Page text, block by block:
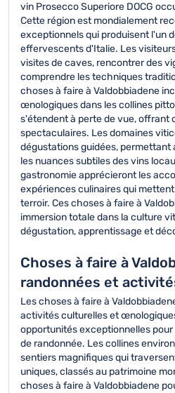
vin Prosecco Superiore DOCG
Cette région est mondialement
exceptionnels qui produisent l'un
effervescents d'Italie. Les
visites de caves, rencontrer des
comprendre les techniques
choses à faire à Valdobbiadene
œnologiques dans les collines
s'étendent à perte de vue, offrant
spectaculaires. Les domaines
dégustations guidées,
les nuances subtiles des vins
gastronomie apprécieront les
expériences culinaires qui
terroir. Ces choses à faire à
immersion totale dans la culture
dégustation, apprentissage et
Choses à faire à
randonnées et
Les choses à faire à
activités culturelles et
opportunités exceptionnelles
de randonnée. Les collines
sentiers magnifiques qui
uniques, classés au patrimoine
choses à faire à Valdobbiadene